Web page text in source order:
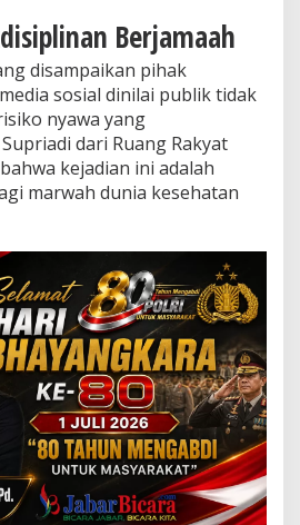
E
l
y
S
u
p
r
i
a
:
I
n
i
B
e
t
e
l
Berjamaah
disampaikan pihak
sosial dinilai publik tidak
nyawa yang
dari Ruang Rakyat
kejadian ini adalah
marwah dunia kesehatan